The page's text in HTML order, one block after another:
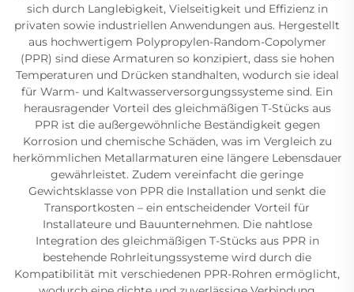
sich durch Langlebigkeit, Vielseitigkeit und Effizienz in
privaten sowie industriellen Anwendungen aus. Hergestellt
aus hochwertigem Polypropylen-Random-Copolymer
(PPR) sind diese Armaturen so konzipiert, dass sie hohen
Temperaturen und Drücken standhalten, wodurch sie ideal
für Warm- und Kaltwasserversorgungssysteme sind. Ein
herausragender Vorteil des gleichmäßigen T-Stücks aus
PPR ist die außergewöhnliche Beständigkeit gegen
Korrosion und chemische Schäden, was im Vergleich zu
herkömmlichen Metallarmaturen eine längere Lebensdauer
gewährleistet. Zudem vereinfacht die geringe
Gewichtsklasse von PPR die Installation und senkt die
Transportkosten – ein entscheidender Vorteil für
Installateure und Bauunternehmen. Die nahtlose
Integration des gleichmäßigen T-Stücks aus PPR in
bestehende Rohrleitungssysteme wird durch die
Kompatibilität mit verschiedenen PPR-Rohren ermöglicht,